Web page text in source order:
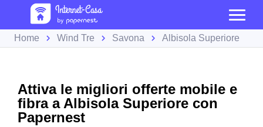
Home Wind Tre Savona Albisola Superiore